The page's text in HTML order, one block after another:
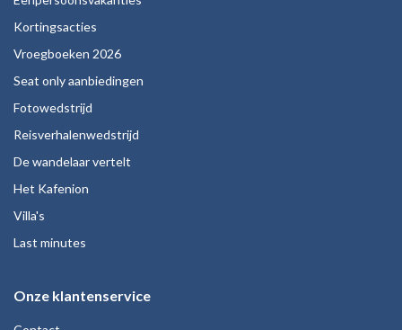
Kortingsacties
Vroegboeken 2026
Seat only aanbiedingen
Fotowedstrijd
Reisverhalenwedstrijd
De wandelaar vertelt
Het Kafenion
Villa's
Last minutes
Onze klantenservice